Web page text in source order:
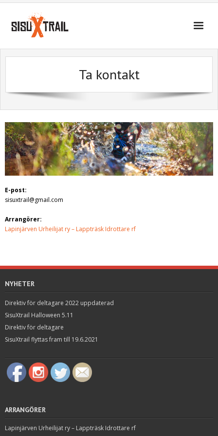
SisuXtrail
Ta kontakt
Ta kontakt
E-post:
sisuxtrail@gmail.com
Arrangörer:
Lapinjärven Urheilijat ry – Lappträsk Idrottare rf
NYHETER
Direktiv för deltagare 2022 uppdaterad
SisuXtrail Halloween 5.11
Direktiv för deltagare
SisuXtrail flyttas fram till 19.6.2021
ARRANGÖRER
Lapinjärven Urheilijat ry – Lappträsk Idrottare rf